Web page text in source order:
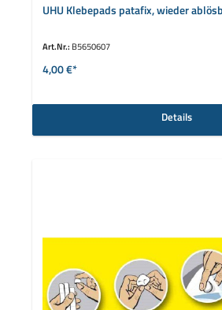
UHU Klebepads patafix, wieder
Art.Nr.: B5650607
4,00 €*
Details